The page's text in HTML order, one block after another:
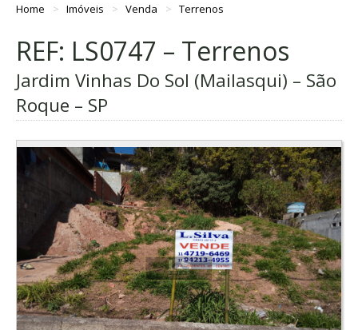
Home Imóveis Venda Terrenos
REF: LS0747 – Terrenos
Jardim Vinhas Do Sol (Mailasqui) – São
Roque – SP